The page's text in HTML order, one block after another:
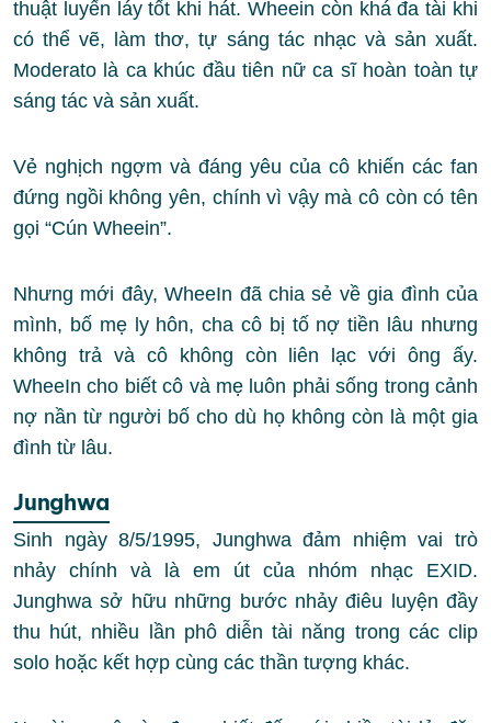
thuật luyến láy tốt khi hát. Wheein còn khá đa tài khi
có thể vẽ, làm thơ, tự sáng tác nhạc và sản xuất.
Moderato là ca khúc đầu tiên nữ ca sĩ hoàn toàn tự
sáng tác và sản xuất.
Vẻ nghịch ngợm và đáng yêu của cô khiến các fan
đứng ngồi không yên, chính vì vậy mà cô còn có tên
gọi “Cún Wheein”.
Nhưng mới đây, WheeIn đã chia sẻ về gia đình của
mình, bố mẹ ly hôn, cha cô bị tố nợ tiền lâu nhưng
không trả và cô không còn liên lạc với ông ấy.
WheeIn cho biết cô và mẹ luôn phải sống trong cảnh
nợ nần từ người bố cho dù họ không còn là một gia
đình từ lâu.
Junghwa
Sinh ngày 8/5/1995, Junghwa đảm nhiệm vai trò
nhảy chính và là em út của nhóm nhạc EXID.
Junghwa sở hữu những bước nhảy điêu luyện đầy
thu hút, nhiều lần phô diễn tài năng trong các clip
solo hoặc kết hợp cùng các thần tượng khác.